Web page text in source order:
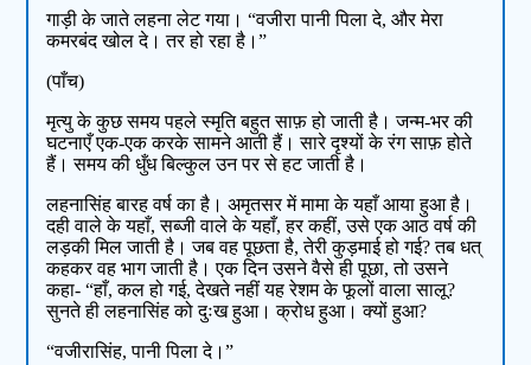
गाड़ी के जाते लहना लेट गया। “वजीरा पानी पिला दे, और मेरा
कमरबंद खोल दे। तर हो रहा है।”
(पाँच)
मृत्यु के कुछ समय पहले स्मृति बहुत साफ़ हो जाती है। जन्म-भर की
घटनाएँ एक-एक करके सामने आती हैं। सारे दृश्यों के रंग साफ़ होते
हैं। समय की धुँध बिल्कुल उन पर से हट जाती है।
लहनासिंह बारह वर्ष का है। अमृतसर में मामा के यहाँ आया हुआ है।
दही वाले के यहाँ, सब्जी वाले के यहाँ, हर कहीं, उसे एक आठ वर्ष की
लड़की मिल जाती है। जब वह पूछता है, तेरी कुड़माई हो गई? तब धत्
कहकर वह भाग जाती है। एक दिन उसने वैसे ही पूछा, तो उसने
कहा- “हाँ, कल हो गई, देखते नहीं यह रेशम के फूलों वाला सालू?
सुनते ही लहनासिंह को दुःख हुआ। क्रोध हुआ। क्यों हुआ?
“वजीरासिंह, पानी पिला दे।”